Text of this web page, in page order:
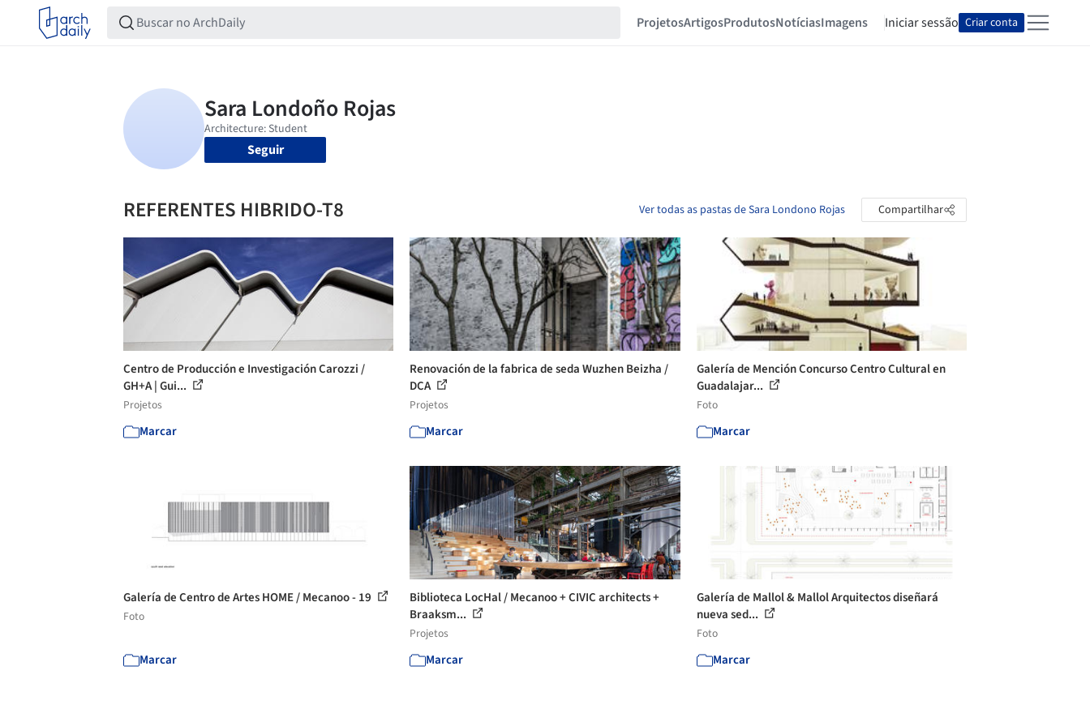
ProjetosArtigosProdutosNotíciasImagens Iniciar sessão Criar conta
Seguir
REFERENTES HIBRIDO-T8 Ver todas as pastas de Sara Londono Rojas Compartilhar
Centro de Producción e Investigación Carozzi /
GH+A | Gui...
Projetos
Marcar
Renovación de la fabrica de seda Wuzhen Beizha /
DCA
Projetos
Marcar
Galería de Mención Concurso Centro Cultural en
Guadalajar...
Foto
Marcar
Galería de Centro de Artes HOME / Mecanoo - 19
Foto
Marcar
Biblioteca LocHal / Mecanoo + CIVIC architects +
Braaksm...
Projetos
Marcar
Galería de Mallol & Mallol Arquitectos diseñará
nueva sed...
Foto
Marcar